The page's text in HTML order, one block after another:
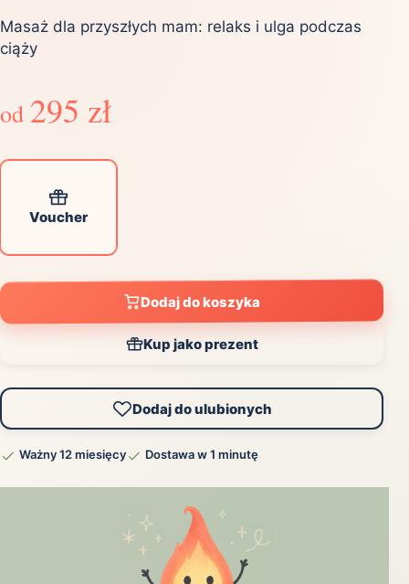
Masaż dla przyszłych mam: relaks i ulga podczas
ciąży
od 295 zł
Voucher
Dodaj do koszyka
Kup jako prezent
Dodaj do ulubionych
Ważny 12 miesięcy Dostawa w 1 minutę